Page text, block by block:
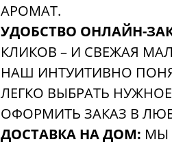
АРОМАТ.
УДОБСТВО ОНЛАЙН-
КЛИКОВ – И СВЕЖАЯ
НАШ ИНТУИТИВНО
ЛЕГКО ВЫБРАТЬ
ОФОРМИТЬ ЗАКАЗ В
ДОСТАВКА НА ДОМ: МЫ